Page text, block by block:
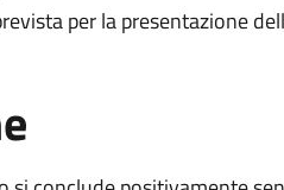
per la presentazione